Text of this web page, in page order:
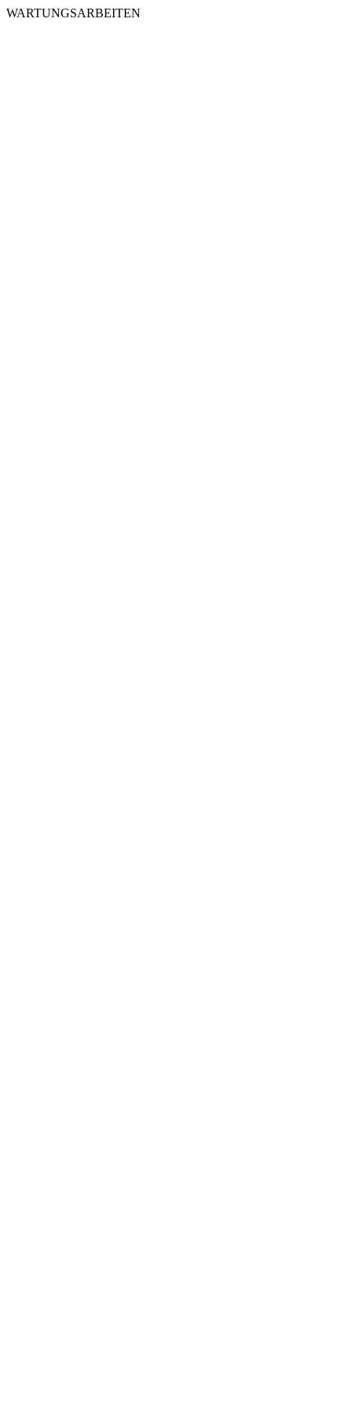
WARTUNGSARBEITEN